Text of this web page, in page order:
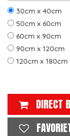
30cm x 40cm
50cm x 60cm
60cm x 90cm
90cm x 120cm
120cm x 180cm
DIRECT